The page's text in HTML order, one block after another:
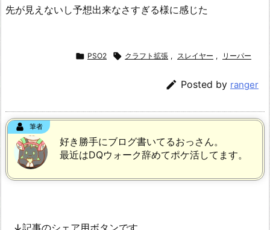
先が見えないし予想出来なさすぎる様に感じた
 PSO2  クラフト拡張 , スレイヤー , リーパー
 Posted by ranger
筆者
好き勝手にブログ書いてるおっさん。
最近はDQウォーク辞めてポケ活してます。
↓記事のシェア用ボタンです